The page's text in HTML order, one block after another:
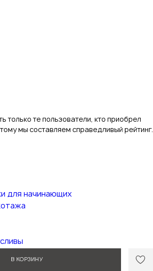
В КОРЗИНУ
только те пользователи, кто приобрел
мы составляем справедливый рейтинг.
для начинающих